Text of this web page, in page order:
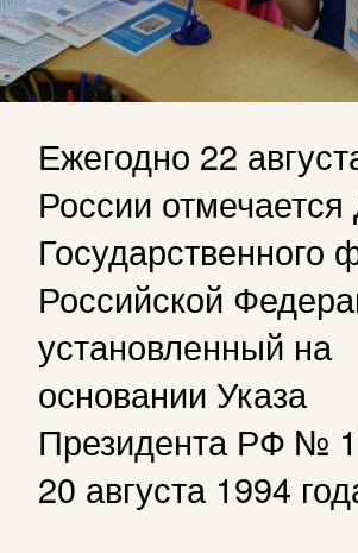
Ежегодно 22
России
Государственного
Российской
установленный на
основании Указа
Президента РФ №
20 августа 1994